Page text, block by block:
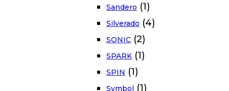
Sandero (1)
Silverado (4)
SONIC (2)
SPARK (1)
SPIN (1)
Symbol (1)